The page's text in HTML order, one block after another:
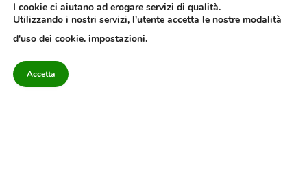
Quotidiano dell’Irpinia, a diffusione regionale. Reg. Trib. di Avellino n.7/12 del
10/9/2012. Iscritto nel Registro Operatori di Comunicazione al n.7671
Avellino – Cap.Soc. 20.000 € – REA 187346 – PI/CF. Reg. naz. stampa 10218/99
I cookie ci aiutano ad erogare servizi di qualità.
Utilizzando i nostri servizi, l'utente accetta le nostre modalità
d'uso dei cookie. impostazioni.
Accetta